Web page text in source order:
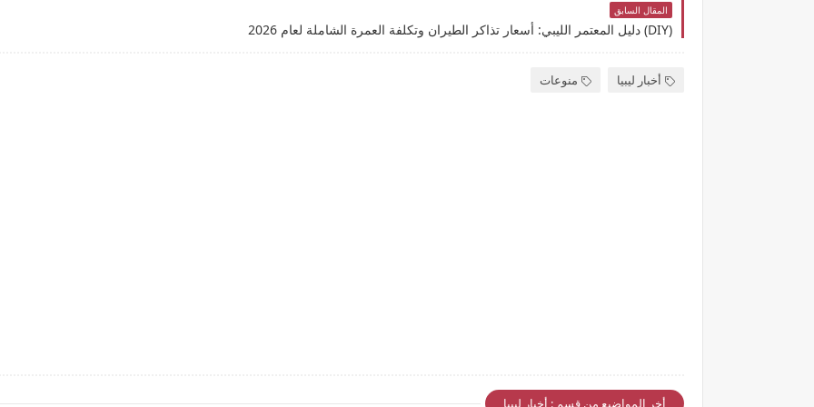
المقال السابق
(DIY) دليل المعتمر الليبي: أسعار تذاكر الطيران وتكلفة العمرة الشاملة لعام 2026
أخبار ليبيا منوعات
أخر المواضيع من قسم : أخبار ليبيا